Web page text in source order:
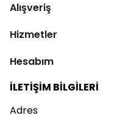
Alışveriş
Hizmetler
Hesabım
İLETİŞİM BİLGİLERİ
Adres